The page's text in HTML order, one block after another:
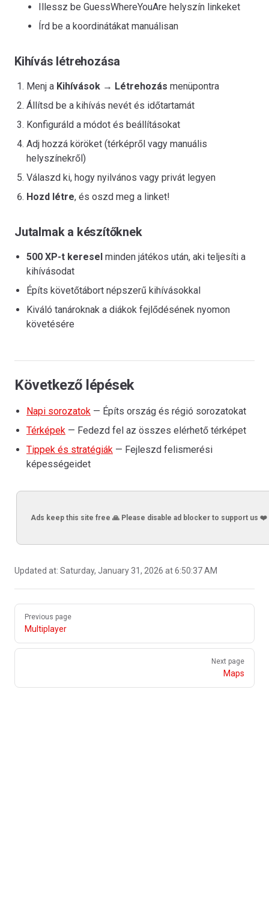
Illessz be GuessWhereYouAre helyszín linkeket
Írd be a koordinátákat manuálisan
Kihívás létrehozása
Menj a Kihívások → Létrehozás menüpontra
Állítsd be a kihívás nevét és időtartamát
Konfiguráld a módot és beállításokat
Adj hozzá köröket (térképről vagy manuális
helyszínekről)
Válaszd ki, hogy nyilvános vagy privát legyen
Hozd létre, és oszd meg a linket!
Jutalmak a készítőknek
500 XP-t keresel minden játékos után, aki teljesíti a
kihívásodat
Építs követőtábort népszerű kihívásokkal
Kiváló tanároknak a diákok fejlődésének nyomon
követésére
Következő lépések
Napi sorozatok — Építs ország és régió sorozatokat
Térképek — Fedezd fel az összes elérhető térképet
Tippek és stratégiák — Fejleszd felismerési
képességeidet
Ads keep this site free 🙏 Please disable ad blocker to support us ❤️
Updated at: Saturday, January 31, 2026 at 6:50:37 AM
Pager
Previous page
Multiplayer
Next page
Maps